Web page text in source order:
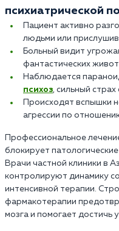
психиатрической
Пациент активно
людьми или
Больный видит
фантастических
Наблюдается
психоз, сильный
Происходят вспышки
агрессии по
Профессиональное
блокирует
Врачи частной клиники в
контролируют динамику
интенсивной терапии.
фармакотерапии
мозга и помогает достичь